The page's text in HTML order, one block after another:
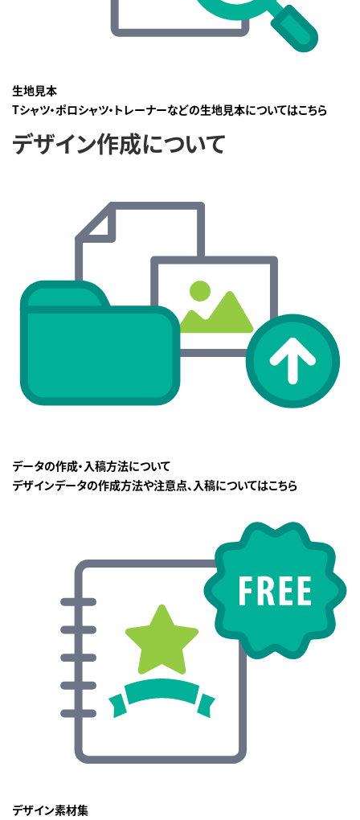
生地見本
Tシャツ・ポロシャツ・トレーナーなどの生地見本についてはこちら
デザイン作成について
データの作成・入稿方法について
デザインデータの作成方法や注意点、入稿についてはこちら
デザイン素材集